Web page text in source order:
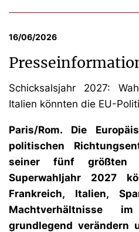
16/06/2026
Schicksalsjahr 2027:
Italien könnten die EU-
Paris/Rom. Die
politischen
seiner fünf größten
Superwahljahr 2027
Frankreich, Italien,
Machtverhältnisse
grundlegend verändern